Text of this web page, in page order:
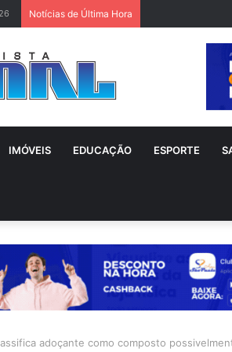
Notícias de Última Hora
IMÓVEIS EDUCAÇÃO ESPORTE
adoçante como composto